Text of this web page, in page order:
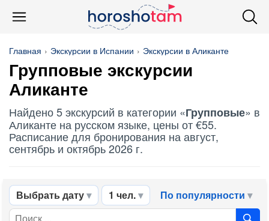
Главная Экскурсии в Испании Экскурсии в Аликанте
Групповые экскурсии
Аликанте
Найдено 5 экскурсий в категории «Групповые» в
Аликанте на русском языке, цены от €55.
Расписание для бронирования на август,
сентябрь и октябрь 2026 г.
Выбрать дату 1 чел. По популярности